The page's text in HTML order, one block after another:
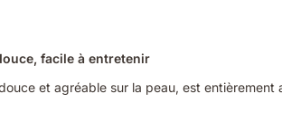
facile à entretenir
et agréable sur la peau, est